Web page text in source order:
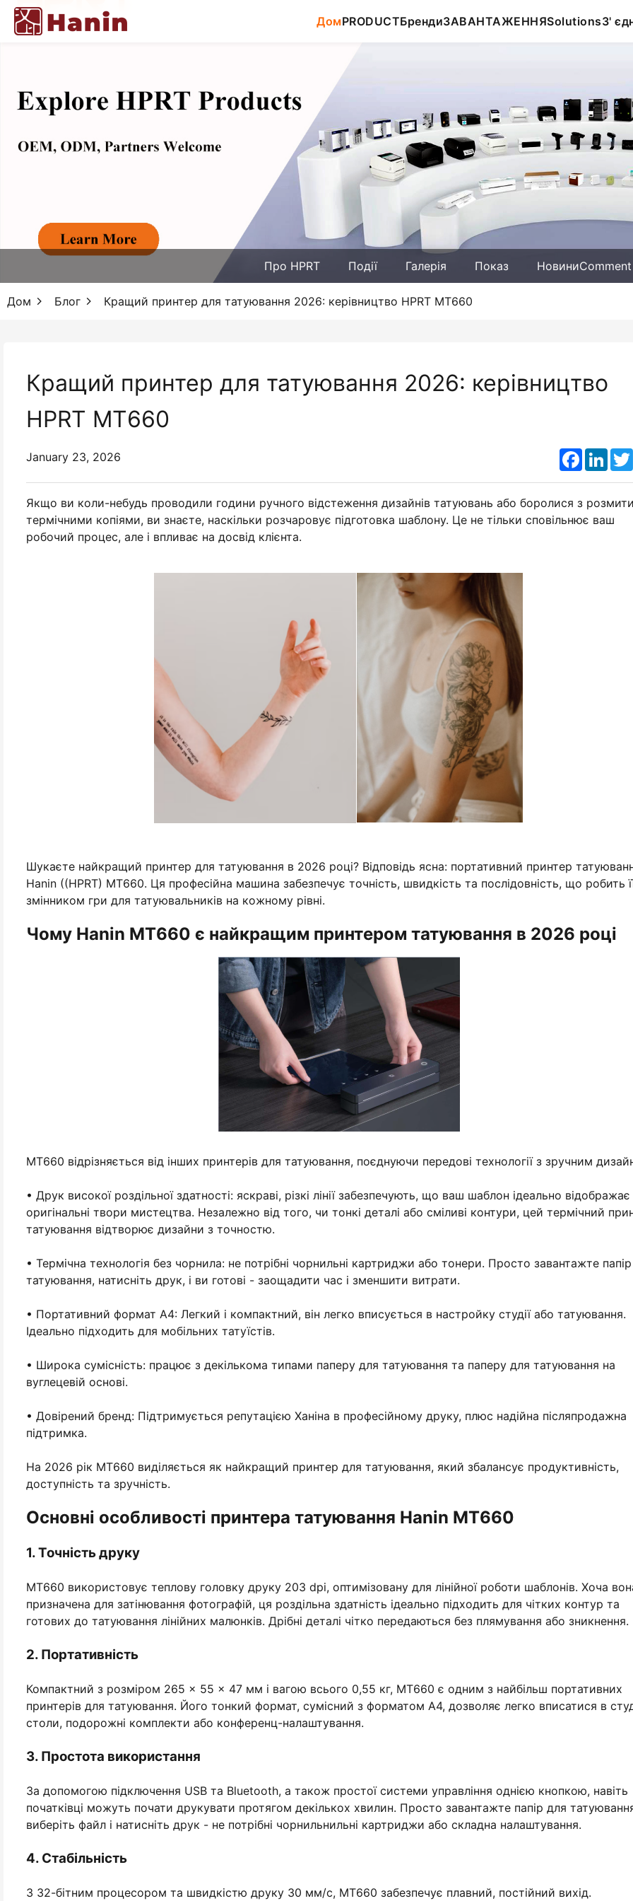
ДомPRODUCTБрендиЗАВАНТАЖЕННЯSolutionsЗ'
Про HPRT Події Галерія Показ НовиниComment
Дом Блог Кращий принтер для татуювання 2026: керівництво HPRT MT660
Кращий принтер для татуювання 2026: керівництво
HPRT MT660
January 23, 2026 Facebook
Якщо ви коли-небудь проводили години ручного відстеження дизайнів татуювань або боролися з
термічними копіями, ви знаєте, наскільки розчаровує підготовка шаблону. Це не тільки сповільнює ваш
робочий процес, але і впливає на досвід клієнта.
Шукаєте найкращий принтер для татуювання в 2026 році? Відповідь ясна: портативний принтер
Hanin ((HPRT) MT660. Ця професійна машина забезпечує точність, швидкість та послідовність, що робить
змінником гри для татуювальників на кожному рівні.
Чому Hanin MT660 є найкращим принтером татуювання в 2026 році
MT660 відрізняється від інших принтерів для татуювання, поєднуючи передові технології з зручним
• Друк високої роздільної здатності: яскраві, різкі лінії забезпечують, що ваш шаблон ідеально відображає
оригінальні твори мистецтва. Незалежно від того, чи тонкі деталі або сміливі контури, цей термічний
татуювання відтворює дизайни з точностю.
• Термічна технологія без чорнила: не потрібні чорнильні картриджи або тонери. Просто завантажте
татуювання, натисніть друк, і ви готові - заощадити час і зменшити витрати.
• Портативний формат A4: Легкий і компактний, він легко вписується в настройку студії або татуювання.
Ідеально підходить для мобільних татуїстів.
• Широка сумісність: працює з декількома типами паперу для татуювання та паперу для татуювання на
вуглецевій основі.
• Довірений бренд: Підтримується репутацією Ханіна в професійному друку, плюс надійна післяпродажна
підтримка.
На 2026 рік MT660 виділяється як найкращий принтер для татуювання, який збалансує продуктивність,
доступність та зручність.
Основні особливості принтера татуювання Hanin MT660
1. Точність друку
MT660 використовує теплову головку друку 203 dpi, оптимізовану для лінійної роботи шаблонів. Хоча
призначена для затінювання фотографій, ця роздільна здатність ідеально підходить для чітких контур та
готових до татуювання лінійних малюнків. Дрібні деталі чітко передаються без плямування або зникнення.
2. Портативність
Компактний з розміром 265 × 55 × 47 мм і вагою всього 0,55 кг, MT660 є одним з найбільш портативних
принтерів для татуювання. Його тонкий формат, сумісний з форматом A4, дозволяє легко вписатися в
столи, подорожні комплекти або конференц-налаштування.
3. Простота використання
За допомогою підключення USB та Bluetooth, а також простої системи управління однією кнопкою, навіть
початківці можуть почати друкувати протягом декількох хвилин. Просто завантажте папір для
виберіть файл і натисніть друк - не потрібні чорнильнильні картриджи або складна налаштування.
4. Стабільність
З 32-бітним процесором та швидкістю друку 30 мм/с, MT660 забезпечує плавний, постійний вихід.